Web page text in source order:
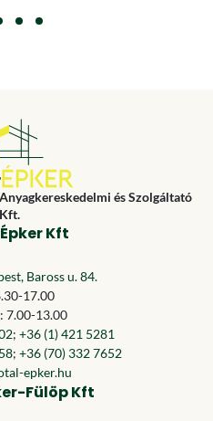
és Szolgáltató
Kft.
Kft
Baross u. 84.
17.00
7.00-13.00
; +36 (1) 421 5281
; +36 (70) 332 7652
epker.hu
Fülöp Kft